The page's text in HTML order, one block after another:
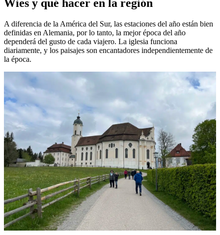
Wies y qué hacer en la región
A diferencia de la América del Sur, las estaciones del año están bien
definidas en Alemania, por lo tanto, la mejor época del año
dependerá del gusto de cada viajero. La iglesia funciona
diariamente, y los paisajes son encantadores independientemente de
la época.